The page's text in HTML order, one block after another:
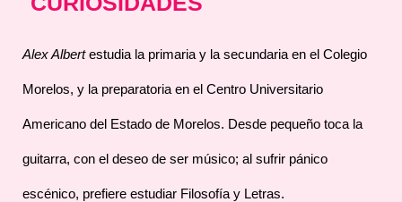
Alex Albertestudia la primaria y la secundaria en el Colegio
Morelos, y la preparatoria en el Centro Universitario
Americano del Estado de Morelos. Desde pequeño toca la
guitarra, con el deseo de ser músico; al sufrir pánico
escénico, prefiere estudiar Filosofía y Letras.